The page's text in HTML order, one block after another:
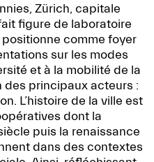
Zürich, capitale
figure de laboratoire
comme foyer
sur les modes
et à la mobilité de la
principaux acteurs :
L’histoire de la ville est
dont la
puis la renaissance
dans des contextes